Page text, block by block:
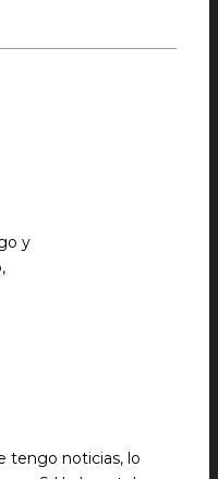
y
tengo noticias, lo